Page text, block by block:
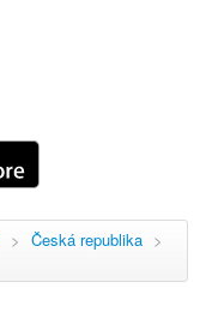
> Česká republika >